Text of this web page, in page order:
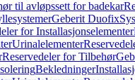
til avløpssett for badekar
Geberit Duofix
for Installasjonselementer
Urinalelementer
Reservedeler for Tilbehør
Bekledninger